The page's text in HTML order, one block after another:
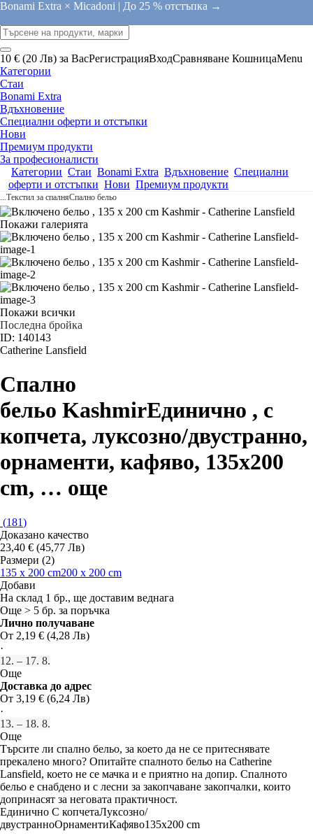
Bonami Extra × Micadoni | До 25 % отстъпка →
10 € (20 Лв) за ВасРегистрацияВходСравняване КошницаMenu
Категории
Стаи
Bonami Extra
Вдъхновение
Специални оферти и отстъпки
Нови
Премиум продукти
За професионалисти
Категории Стаи Bonami Extra Вдъхновение Специални
оферти и отстъпки Нови Премиум продукти
...Текстил за спалняСпално бельо
Покажи галерията
Покажи всички
Последна бройка
ID: 140143
Catherine Lansfield
Спално
бельо KashmirЕдинично , с
копчета, луксозно/двустранно,
орнаменти, кафяво, 135x200
cm, … още
(181)
Доказано качество
23,40 € (45,77 Лв)
Размери (2)
135 x 200 cm200 x 200 cm
Добави
На склад 1 бр., ще доставим веднага
Още > 5 бр. за поръчка
Лично получаване
От 2,19 € (4,28 Лв)
·
12. – 17. 8.
Още
Доставка до адрес
От 3,19 € (6,24 Лв)
·
13. – 18. 8.
Още
Търсите ли спално бельо, за което да не се притеснявате
прекалено много? Опитайте спалното бельо на Catherine
Lansfield, което не се мачка и е приятно на допир. Спалното
бельо е снабдено и с лесни за закопчаване закопчалки, които
допринасят за неговата практичност.
Единично С копчетаЛуксозно/
двустранноОрнаментиКафяво135x200 cm